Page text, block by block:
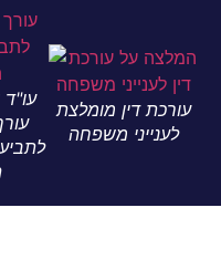
עו"ד צדקוני
עורך דין מומלץ
לתביעות מול
מומלצת
משפחה